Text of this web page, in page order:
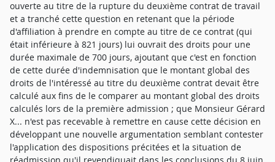
ouverte au titre de la rupture du deuxième contrat de travail
et a tranché cette question en retenant que la période
d'affiliation à prendre en compte au titre de ce contrat (qui
était inférieure à 821 jours) lui ouvrait des droits pour une
durée maximale de 700 jours, ajoutant que c'est en fonction
de cette durée d'indemnisation que le montant global des
droits de l'intéressé au titre du deuxième contrat devait être
calculé aux fins de le comparer au montant global des droits
calculés lors de la première admission ; que Monsieur Gérard
X... n'est pas recevable à remettre en cause cette décision en
développant une nouvelle argumentation semblant contester
l'application des dispositions précitées et la situation de